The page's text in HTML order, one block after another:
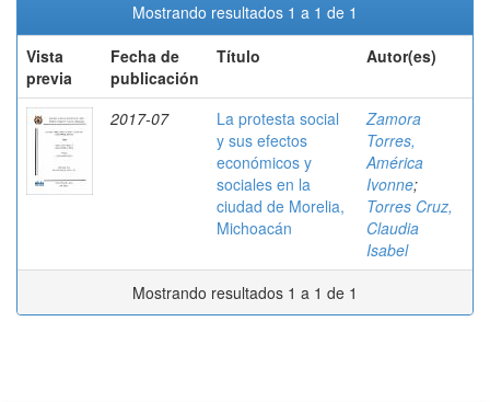
Mostrando resultados 1 a 1 de 1
Vista
previa
Fecha de
publicación
Título Autor(es)
2017-07
La protesta social
y sus efectos
económicos y
sociales en la
ciudad de Morelia,
Michoacán
Zamora
Torres,
América
Ivonne;
Torres Cruz,
Claudia
Isabel
Mostrando resultados 1 a 1 de 1